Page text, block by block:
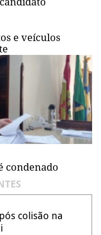
e veículos
condenado
colisão na